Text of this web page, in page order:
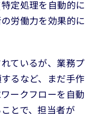
定処理を自動的に
労働力を効果的に
ているが、業務プ
るなど、まだ手作
ークフローを自動
とで、担当者が